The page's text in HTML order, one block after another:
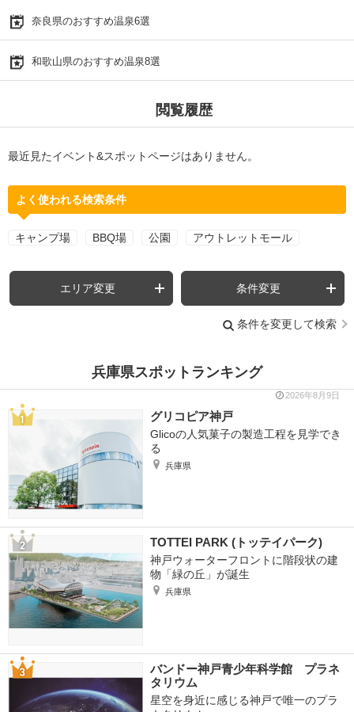
奈良県のおすすめ温泉6選
和歌山県のおすすめ温泉8選
閲覧履歴
最近見たイベント&スポットページはありません。
よく使われる検索条件
キャンプ場 BBQ場 公園 アウトレットモール
エリア変更 条件変更
条件を変更して検索
兵庫県スポットランキング
2026年8月9日
グリコピア神戸
Glicoの人気菓子の製造工程を見学でき
る
兵庫県
TOTTEI PARK (トッテイパーク)
神戸ウォーターフロントに階段状の建
物「緑の丘」が誕生
兵庫県
バンドー神戸青少年科学館 プラネ
タリウム
星空を身近に感じる神戸で唯一のプラ